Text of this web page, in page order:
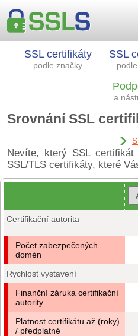
SSL certifikáty
podle značky
SSL
a
Srovnání SSL
Nevíte, který SSL
SSL/TLS certifikáty, které
Certifikační autorita
Počet zabezpečených
domén
Rychlost vystavení
Finanční záruka certifikační
autority
Platnost certifikátu až (roky)
/ předplatné